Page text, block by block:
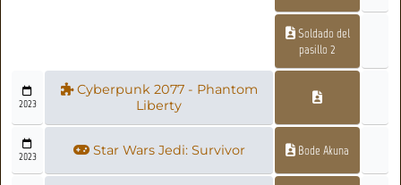
Soldado del
pasillo 2
2023
Cyberpunk 2077 - Phantom
Liberty
2023 Star Wars Jedi: Survivor Bode Akuna